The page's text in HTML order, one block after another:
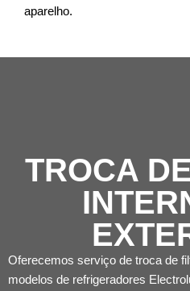
aparelho.
TROCA
Oferecemos serviço de troca de
modelos de refrigeradores